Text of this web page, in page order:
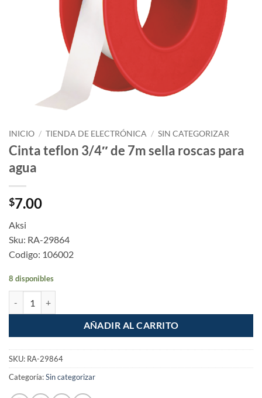
INICIO / TIENDA DE ELECTRÓNICA / SIN CATEGORIZAR
Cinta teflon 3/4″ de 7m sella roscas para
agua
$7.00
Aksi
Sku: RA-29864
Codigo: 106002
8 disponibles
AÑADIR AL CARRITO
SKU: RA-29864
Categoría:Sin categorizar